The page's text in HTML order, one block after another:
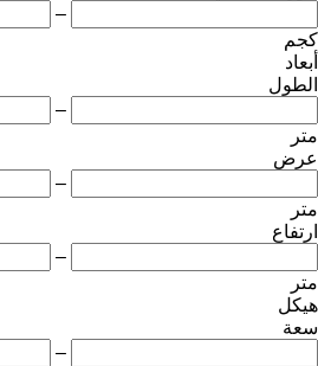
–
كجم
أبعاد
الطول
–
متر
عرض
–
متر
ارتفاع
–
متر
هيكل
سعة
–